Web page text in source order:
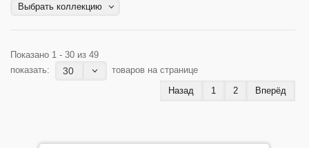
Выбрать коллекцию
Показано 1 - 30 из 49
показать:
30
товаров на странице
Назад
1 2 Вперёд